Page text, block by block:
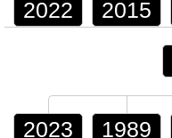
2022 2015
2023 1989